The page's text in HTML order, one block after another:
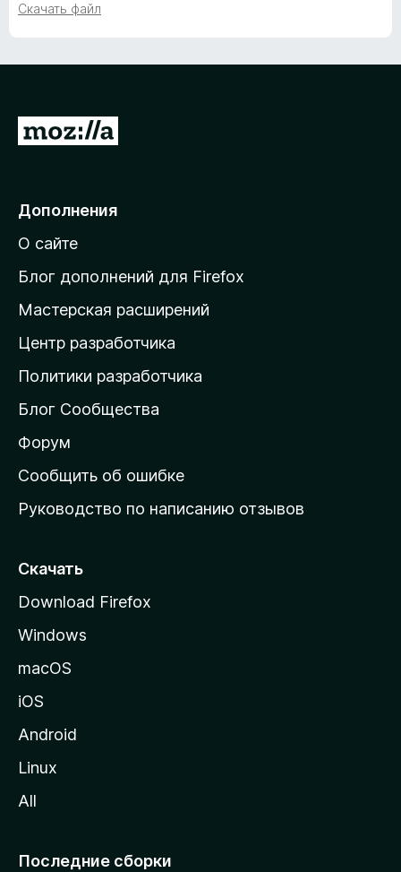
r
i
t
y
P
l
u
s
»
–
3
в
р
с
и
Скачать файл
П
е
й
т
и
а
д
о
а
ш
н
ю
т
а
н
у
M
i
l
Дополнения
О сайте
Блог дополнений для Firefox
Мастерская расширений
Центр разработчика
Политики разработчика
Блог Сообщества
Форум
Сообщить об ошибке
Руководство по написанию отзывов
Скачать
Download Firefox
Windows
macOS
iOS
Android
Linux
All
Последние сборки